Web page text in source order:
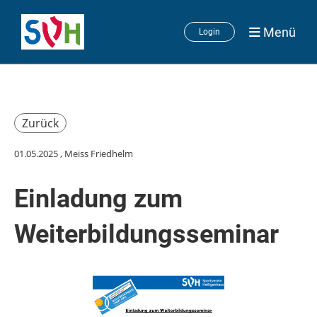
Login Menü
Zurück
01.05.2025, Meiss Friedhelm
Einladung zum
Weiterbildungsseminar